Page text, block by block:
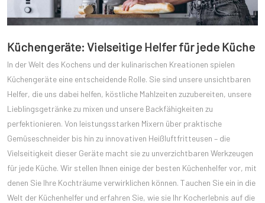
Küchengeräte: Vielseitige Helfer für jede Küche
In der Welt des Kochens und der kulinarischen Kreationen spielen
Küchengeräte eine entscheidende Rolle. Sie sind unsere unsichtbaren
Helfer, die uns dabei helfen, köstliche Mahlzeiten zuzubereiten, unsere
Lieblingsgetränke zu mixen und unsere Backfähigkeiten zu
perfektionieren. Von leistungsstarken Mixern über praktische
Gemüseschneider bis hin zu innovativen Heißluftfritteusen – die
Vielseitigkeit dieser Geräte macht sie zu unverzichtbaren Werkzeugen
für jede Küche. Wir stellen Ihnen einige der besten Küchenhelfer vor, mit
denen Sie Ihre Kochträume verwirklichen können. Tauchen Sie ein in die
Welt der Küchenhelfer und erfahren Sie, wie sie Ihr Kocherlebnis auf die